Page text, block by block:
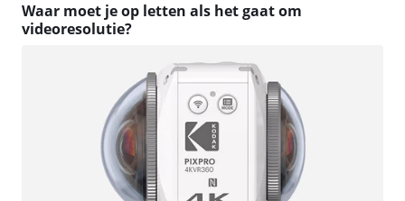
Waar moet je op letten als het gaat om
videoresolutie?